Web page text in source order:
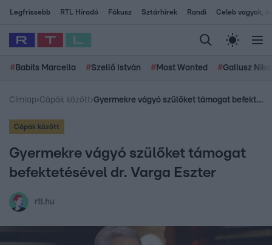
Legfrissebb RTL Híradó Fókusz Sztárhírek Randi Celeb vagyok,
# Babits Marcella #Szellő István # Most Wanted #Gallusz
Címlap›Cápák között› Gyermekre vágyó szülőket támogat befektetésével dr. Varga Eszter
Cápák között
Gyermekre vágyó szülőket támogat
befektetésével dr. Varga Eszter
rtl.hu